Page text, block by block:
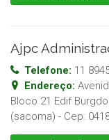
Ajpc
Telefone: 11
Endereço:
Bloco 21 Edif
(sacoma) - Cep: